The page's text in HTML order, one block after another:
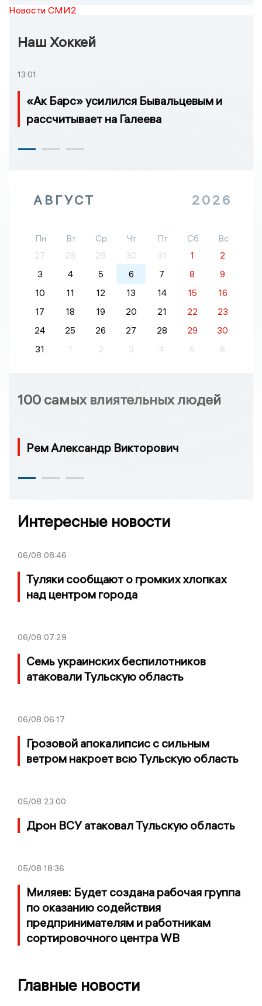
Новости СМИ2
Наш Хоккей
13:01
«Ак Барс» усилился Бывальцевым и
рассчитывает на Галеева
АВГУСТ 2026
Пн Вт Ср Чт Пт Сб
Вс
27
28 29 30 31 1
2
3
4 5 6 7 8
9
10
11 12 13 14 15
16
17
18 19 20 21 22
23
24
25 26 27 28 29
30
31
1 2 3 4 5 6
100 самых влиятельных людей
Рем Александр Викторович
Интересные новости
06/08 08:46
Туляки сообщают о громких хлопках
над центром города
06/08 07:29
Семь украинских беспилотников
атаковали Тульскую область
06/08 06:17
Грозовой апокалипсис с сильным
ветром накроет всю Тульскую область
05/08 23:00
Дрон ВСУ атаковал Тульскую область
05/08 18:36
Миляев: Будет создана рабочая группа
по оказанию содействия
предпринимателям и работникам
сортировочного центра WB
Главные новости